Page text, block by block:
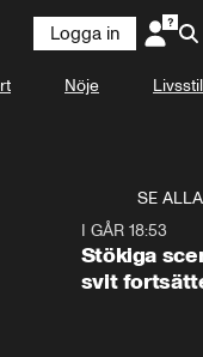
Logga in
Nöje Livsstil
SE ALLA
I GÅR 18:53
Stökiga
svit